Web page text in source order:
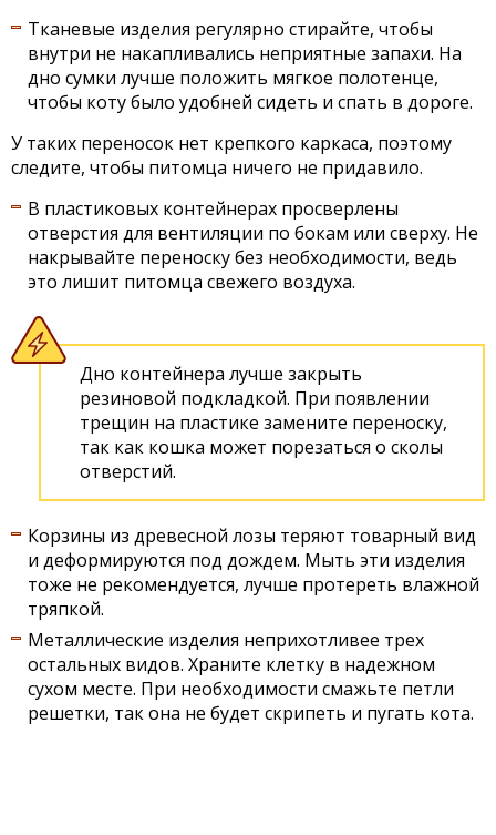
Тканевые изделия регулярно стирайте, чтобы
внутри не накапливались неприятные запахи. На
дно сумки лучше положить мягкое полотенце,
чтобы коту было удобней сидеть и спать в дороге.
У таких переносок нет крепкого каркаса, поэтому
следите, чтобы питомца ничего не придавило.
В пластиковых контейнерах просверлены
отверстия для вентиляции по бокам или сверху. Не
накрывайте переноску без необходимости, ведь
это лишит питомца свежего воздуха.
Дно контейнера лучше закрыть
резиновой подкладкой. При появлении
трещин на пластике замените переноску,
так как кошка может порезаться о сколы
отверстий.
Корзины из древесной лозы теряют товарный вид
и деформируются под дождем. Мыть эти изделия
тоже не рекомендуется, лучше протереть влажной
тряпкой.
Металлические изделия неприхотливее трех
остальных видов. Храните клетку в надежном
сухом месте. При необходимости смажьте петли
решетки, так она не будет скрипеть и пугать кота.